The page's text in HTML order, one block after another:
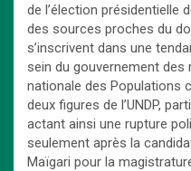
de l’élection présidentielle
des sources proches du
s’inscrivent dans une
sein du gouvernement des
nationale des Populations
deux figures de l’UNDP,
actant ainsi une rupture
seulement après la
Maïgari pour la